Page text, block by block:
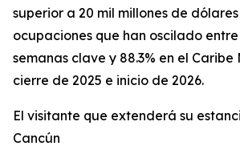
superior a 20 mil millones de
ocupaciones que han oscilado entre
semanas clave y 88.3% en el Caribe
cierre de 2025 e inicio de 2026.
El visitante que extenderá su
Cancún